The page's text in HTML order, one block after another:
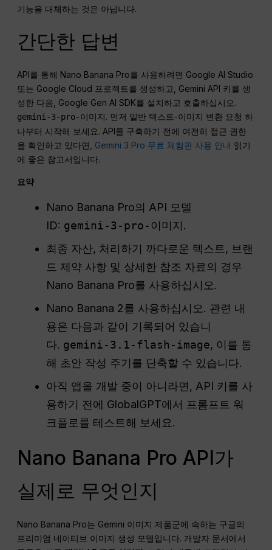
기능을 대체하는 것은 아닙니다.
간단한 답변
API를 통해 Nano Banana Pro를 사용하려면 Google AI Studio
또는 Google Cloud 프로젝트를 생성하고, Gemini API 키를 생
성한 다음, Google Gen AI SDK를 설치하고 호출하십시오.
gemini-3-pro-이미지. 먼저 일반 텍스트-이미지 변환 요청 하
나부터 시작해 보세요. API를 구축하기 전에 여전히 접근 권한
을 확인하고 있다면, Gemini 3 Pro 무료 체험판 사용 안내 읽기
에 좋은 참고서입니다.
요약
Nano Banana Pro의 API 모델
ID: gemini-3-pro-이미지.
최종 자산, 처리하기 까다로운 텍스트, 브랜
드 제약 사항 및 상세한 참조 자료의 경우
Nano Banana Pro를 사용하십시오.
Nano Banana 2를 사용하십시오. 관련 내
용은 다음과 같이 기록되어 있습니
다. gemini-3.1-flash-image, 이를 통
해 초안 작성 주기를 단축할 수 있습니다.
아직 앱을 개발 중이 아니라면, API 키를 사
용하기 전에 GlobalGPT에서 프롬프트 워
크플로를 테스트해 보세요.
Nano Banana Pro API가
실제로 무엇인지
Nano Banana Pro는 Gemini 이미지 제품군에 속하는 구글의
프리미엄 네이티브 이미지 생성 모델입니다. 개발자 문서에서